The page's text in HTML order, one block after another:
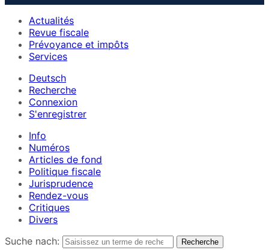
Actualités
Revue fiscale
Prévoyance et impôts
Services
Deutsch
Recherche
Connexion
S'enregistrer
Info
Numéros
Articles de fond
Politique fiscale
Jurisprudence
Rendez-vous
Critiques
Divers
Suche nach: